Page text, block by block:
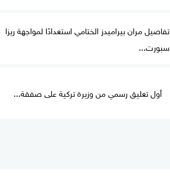
تفاصيل مران بيراميدز الختامي استعدادًا لمواجهة ريزا
سبورت...
أول تعليق رسمي من وزيرة تركية على صفقة...